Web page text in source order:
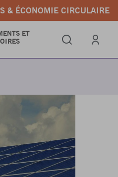
& ÉCONOMIE CIRCULAIRE
ET